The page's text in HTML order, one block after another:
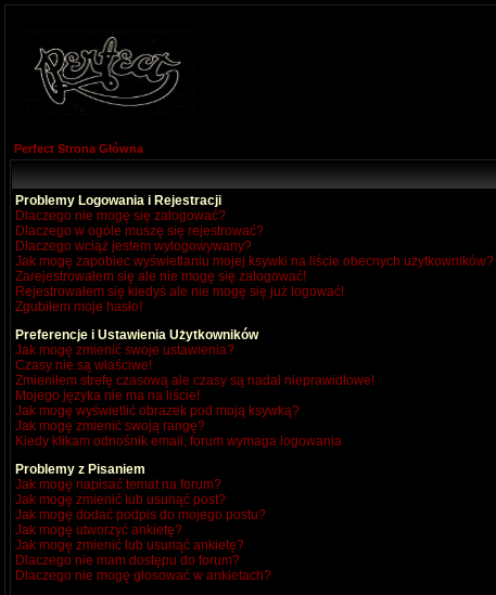
Perfect Strona Główna
Problemy Logowania i Rejestracji
Dlaczego nie mogę się zalogować?
Dlaczego w ogóle muszę się rejestrować?
Dlaczego wciąż jestem wylogowywany?
Jak mogę zapobiec wyświetlaniu mojej ksywki na liście obecnych użytkowników?
Zarejestrowałem się ale nie mogę się zalogować!
Rejestrowałem się kiedyś ale nie mogę się już logować!
Zgubiłem moje hasło!
Preferencje i Ustawienia Użytkowników
Jak mogę zmienić swoje ustawienia?
Czasy nie są właściwe!
Zmieniłem strefę czasową ale czasy są nadal nieprawidłowe!
Mojego języka nie ma na liście!
Jak mogę wyświetlić obrazek pod moją ksywką?
Jak mogę zmienić swoją rangę?
Kiedy klikam odnośnik email, forum wymaga logowania
Problemy z Pisaniem
Jak mogę napisać temat na forum?
Jak mogę zmienić lub usunąć post?
Jak mogę dodać podpis do mojego postu?
Jak mogę utworzyć ankietę?
Jak mogę zmienić lub usunąć ankietę?
Dlaczego nie mam dostępu do forum?
Dlaczego nie mogę głosować w ankietach?